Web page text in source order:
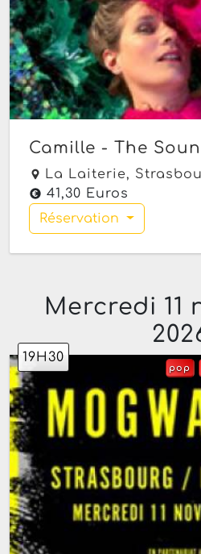
Camille - The
La Laiterie,
41,30 Euros
Réservation
Mercredi 11
19H30
pop